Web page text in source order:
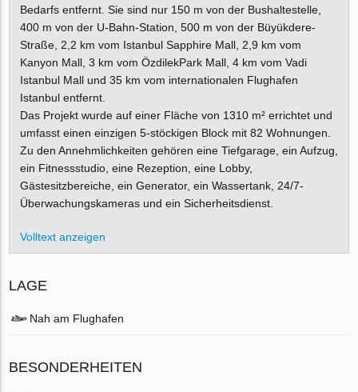
Bedarfs entfernt. Sie sind nur 150 m von der Bushaltestelle,
400 m von der U-Bahn-Station, 500 m von der Büyükdere-
Straße, 2,2 km vom Istanbul Sapphire Mall, 2,9 km vom
Kanyon Mall, 3 km vom ÖzdilekPark Mall, 4 km vom Vadi
Istanbul Mall und 35 km vom internationalen Flughafen
Istanbul entfernt.
Das Projekt wurde auf einer Fläche von 1310 m² errichtet und
umfasst einen einzigen 5-stöckigen Block mit 82 Wohnungen.
Zu den Annehmlichkeiten gehören eine Tiefgarage, ein Aufzug,
ein Fitnessstudio, eine Rezeption, eine Lobby,
Gästesitzbereiche, ein Generator, ein Wassertank, 24/7-
Überwachungskameras und ein Sicherheitsdienst.
Volltext anzeigen
LAGE
Nah am Flughafen
BESONDERHEITEN